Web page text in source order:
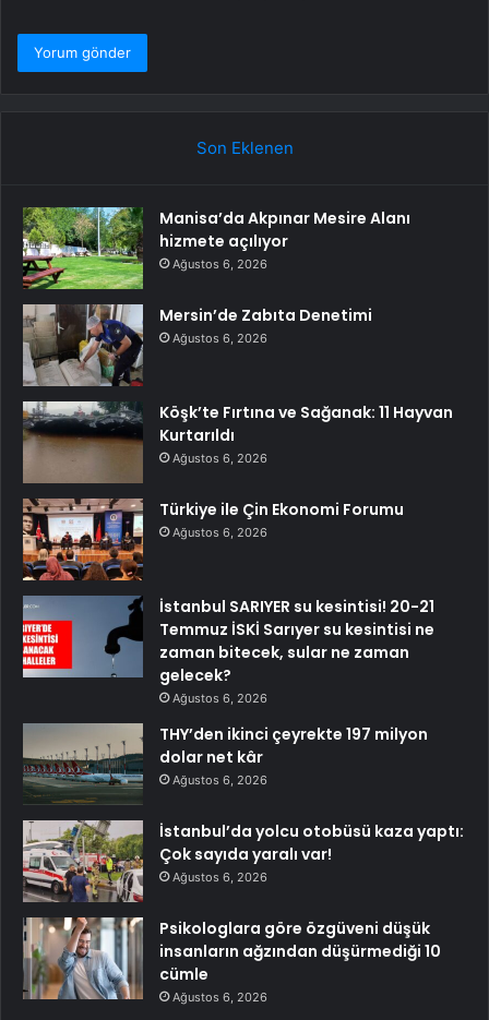
Son Eklenen
Manisa’da Akpınar Mesire Alanı
hizmete açılıyor
Ağustos 6, 2026
Mersin’de Zabıta Denetimi
Ağustos 6, 2026
Köşk’te Fırtına ve Sağanak: 11 Hayvan
Kurtarıldı
Ağustos 6, 2026
Türkiye ile Çin Ekonomi Forumu
Ağustos 6, 2026
İstanbul SARIYER su kesintisi! 20-21
Temmuz İSKİ Sarıyer su kesintisi ne
zaman bitecek, sular ne zaman
gelecek?
Ağustos 6, 2026
THY’den ikinci çeyrekte 197 milyon
dolar net kâr
Ağustos 6, 2026
İstanbul’da yolcu otobüsü kaza yaptı:
Çok sayıda yaralı var!
Ağustos 6, 2026
Psikologlara göre özgüveni düşük
insanların ağzından düşürmediği 10
cümle
Ağustos 6, 2026